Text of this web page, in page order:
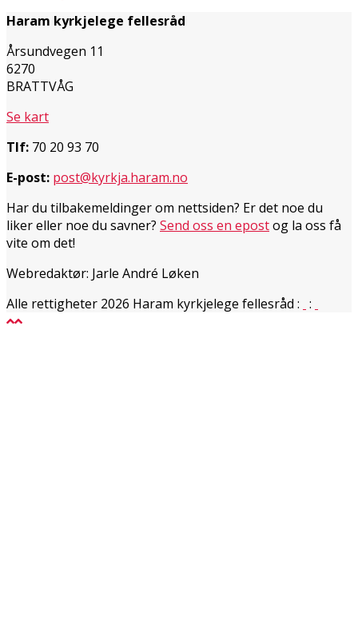
Haram kyrkjelege fellesråd
Årsundvegen 11
6270
BRATTVÅG
Se kart
Tlf: 70 20 93 70
E-post: post@kyrkja.haram.no
Har du tilbakemeldinger om nettsiden? Er det noe du
liker eller noe du savner? Send oss en epostog la oss få
vite om det!
Webredaktør: Jarle André Løken
Alle rettigheter 2026 Haram kyrkjelege fellesråd : :